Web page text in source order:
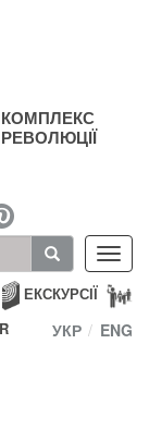
ЕКСКУРСІЇ
УКР ENG